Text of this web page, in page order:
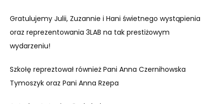
Gratulujemy Julii, Zuzannie i Hani świetnego wystąpienia
oraz reprezentowania 3LAB na tak prestiżowym
wydarzeniu!
Szkołę repreztował również Pani Anna Czernihowska
Tymoszyk oraz Pani Anna Rzepa